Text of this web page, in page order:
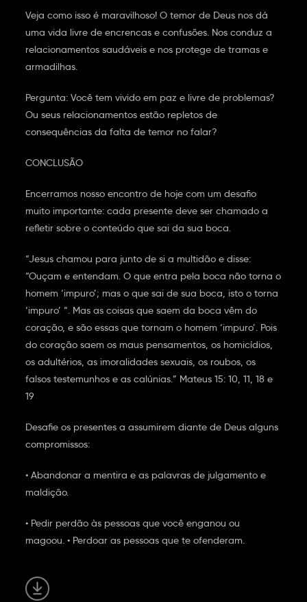
Veja como isso é maravilhoso! O temor de Deus nos dá
uma vida livre de encrencas e confusões. Nos conduz a
relacionamentos saudáveis e nos protege de tramas e
armadilhas.
Pergunta: Você tem vivido em paz e livre de problemas?
Ou seus relacionamentos estão repletos de
consequências da falta de temor no falar?
CONCLUSÃO
Encerramos nosso encontro de hoje com um desafio
muito importante: cada presente deve ser chamado a
refletir sobre o conteúdo que sai da sua boca.
“Jesus chamou para junto de si a multidão e disse:
“Ouçam e entendam. O que entra pela boca não torna o
homem ‘impuro’; mas o que sai de sua boca, isto o torna
‘impuro’ “. Mas as coisas que saem da boca vêm do
coração, e são essas que tornam o homem ‘impuro’. Pois
do coração saem os maus pensamentos, os homicídios,
os adultérios, as imoralidades sexuais, os roubos, os
falsos testemunhos e as calúnias.” Mateus 15: 10, 11, 18 e
19
Desafie os presentes a assumirem diante de Deus alguns
compromissos:
• Abandonar a mentira e as palavras de julgamento e
maldição.
• Pedir perdão às pessoas que você enganou ou
magoou. • Perdoar as pessoas que te ofenderam.